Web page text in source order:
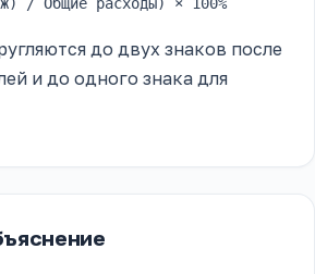
до двух знаков после
и до одного знака для